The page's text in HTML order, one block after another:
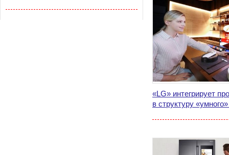
«LG» интегрирует
в структуру